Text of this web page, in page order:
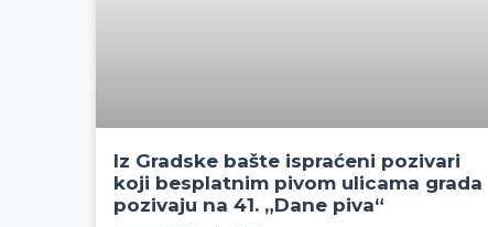
Iz Gradske bašte ispraćeni pozivari
koji besplatnim pivom ulicama grada
pozivaju na 41. „Dane piva“